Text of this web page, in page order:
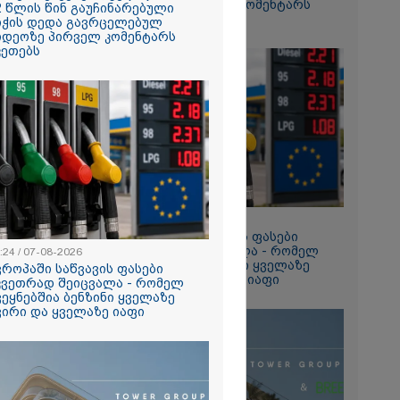
გოგონა,
სექსუალურად
- თუ
ასეთი
000 ლარს
-
დედა
ავრცელებს
– რატომ
დარღვევებს
ვიდეოზე პირველ კომენტარს
აკეთებს
13:24 / 07-08-2026
ევროპაში საწვავის ფასები
მკვეთრად შეიცვალა - რომელ
ქვეყნებშია ბენზინი ყველაზე
ძვირი და ყველაზე იაფი
წლის წინ გაუჩინარებული
დედა გავრცელებულ
პირველ კომენტარს
/ 07-08-2026
საწვავის ფასები
შეიცვალა - რომელ
ბენზინი ყველაზე
და ყველაზე იაფი